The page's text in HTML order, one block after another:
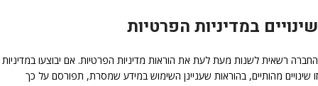
שינויים במדיניות הפרטיות
החברה רשאית לשנות מעת לעת את הוראות מדיניות הפרטיות. אם יבוצעו במדיניות
זו שינויים מהותיים, בהוראות שעניינן השימוש במידע שמסרת, תפורסם על כך